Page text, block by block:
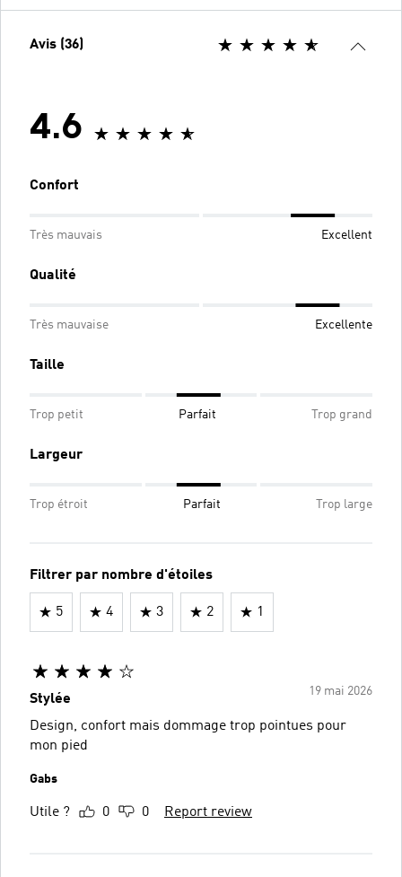
Avis (36)
4.6
Confort
Très mauvais Excellent
Qualité
Très mauvaise Excellente
Taille
Trop petit Parfait Trop grand
Largeur
Trop étroit Parfait Trop large
Filtrer par nombre d'étoiles
5 4 3 2 1
19 mai 2026
Stylée
Design, confort mais dommage trop pointues pour
mon pied
Gabs
Utile ? 0 0 Report review